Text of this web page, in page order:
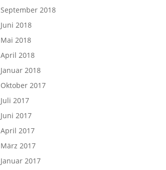
September 2018
Juni 2018
Mai 2018
April 2018
Januar 2018
Oktober 2017
Juli 2017
Juni 2017
April 2017
März 2017
Januar 2017